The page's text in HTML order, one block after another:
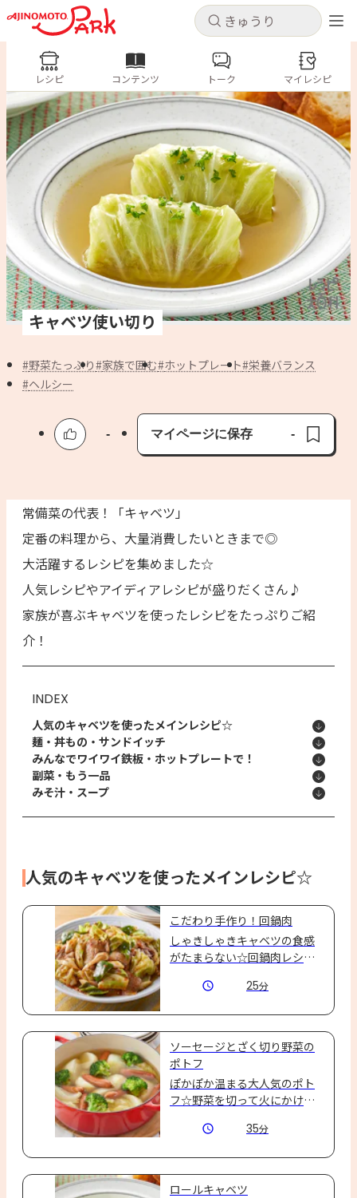
キャンセル
ログインするとレシピを保存できます
ログイン 新規登録
ホーム
コンテンツ
レシピ
トーク
よくあるお問い合わせ
AJINOMOTO PARK とは
キャンセル
レシピ コンテンツ
人気の食材・レシピ
きゅうり なす トマト
とうもろこし
ピーマン
みょうが ゴーヤ
レシピ コンテンツ トーク マイレシピ
キャベツ使い切り
野菜たっぷり 家族で囲む ホットプレート 栄養バランス
ヘルシー
-
マイページに保存
保存済み
-
常備菜の代表！「キャベツ」
定番の料理から、大量消費したいときまで◎
大活躍するレシピを集めました☆
人気レシピやアイディアレシピが盛りだくさん♪
家族が喜ぶキャベツを使ったレシピをたっぷりご紹
介！
INDEX
人気のキャベツを使ったメインレシピ☆
麺・丼もの・サンドイッチ
みんなでワイワイ鉄板・ホットプレートで！
副菜・もう一品
みそ汁・スープ
人気のキャベツを使ったメインレシピ☆
こだわり手作り！回鍋肉
しゃきしゃきキャベツの食感
がたまらない☆回鍋肉レシ
のピリ辛がクセになる♪ご飯
25分
ソーセージとざく切り野菜の
ポトフ
ぽかぽか温まる大人気のポト
フ☆野菜を切って火にかける
でもおいしく食べられます♪
35分
ロールキャベツ